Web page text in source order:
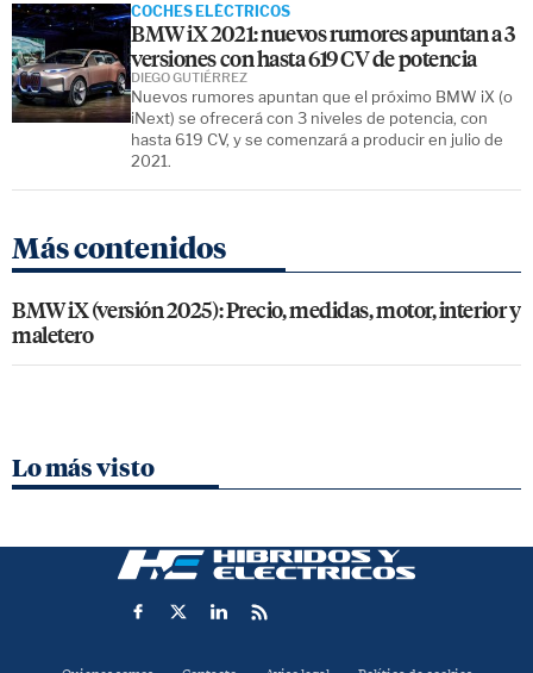
COCHES ELÉCTRICOS
BMW iX 2021: nuevos rumores apuntan a 3
versiones con hasta 619 CV de potencia
Nuevos rumores apuntan que el próximo BMW iX (o
iNext) se ofrecerá con 3 niveles de potencia, con
hasta 619 CV, y se comenzará a producir en julio de
2021.
DIEGO GUTIÉRREZ
Más contenidos
BMW iX (versión 2025): Precio, medidas, motor, interior y
maletero
Lo más visto